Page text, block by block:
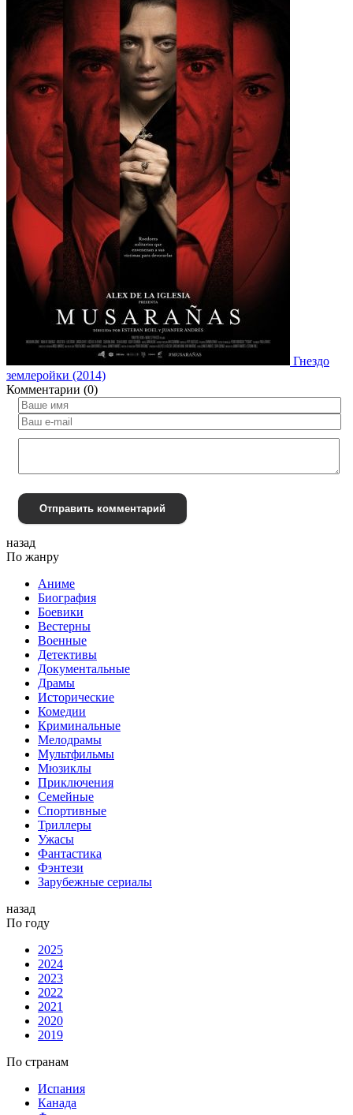
Гнездо
землеройки (2014)
Комментарии (0)
Отправить комментарий
назад
По жанру
Аниме
Биография
Боевики
Вестерны
Военные
Детективы
Документальные
Драмы
Исторические
Комедии
Криминальные
Мелодрамы
Мультфильмы
Мюзиклы
Приключения
Семейные
Спортивные
Триллеры
Ужасы
Фантастика
Фэнтези
Зарубежные сериалы
назад
По году
2025
2024
2023
2022
2021
2020
2019
По странам
Испания
Канада